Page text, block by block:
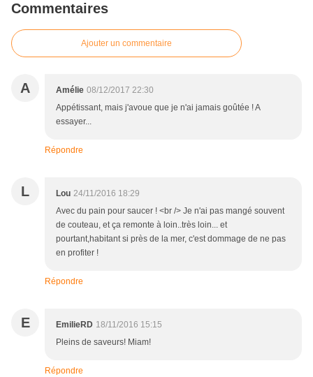
Commentaires
Ajouter un commentaire
A Amélie 08/12/2017 22:30
Appétissant, mais j'avoue que je n'ai jamais goûtée ! A
essayer...
Répondre
L Lou 24/11/2016 18:29
Avec du pain pour saucer ! <br /> Je n'ai pas mangé souvent
de couteau, et ça remonte à loin..très loin... et
pourtant,habitant si près de la mer, c'est dommage de ne pas
en profiter !
Répondre
E EmilieRD 18/11/2016 15:15
Pleins de saveurs! Miam!
Répondre